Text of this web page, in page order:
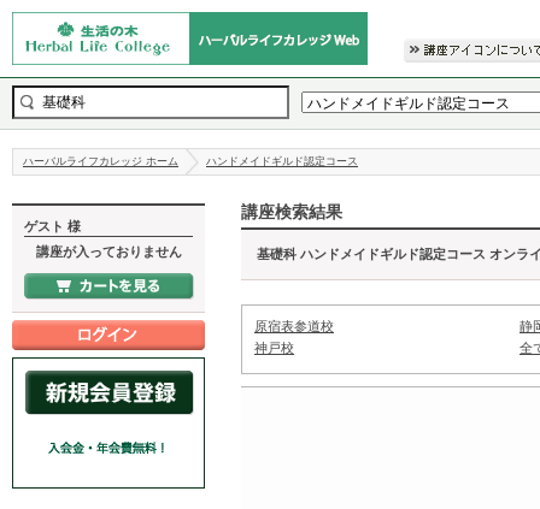
ハーバルライフカレッジ ホーム ハンドメイドギルド認定コース
ゲスト 様
講座が入っておりません
講座検索結果
基礎科 ハンドメイドギルド認定コース オンラ
原宿表参道校
静
神戸校
全